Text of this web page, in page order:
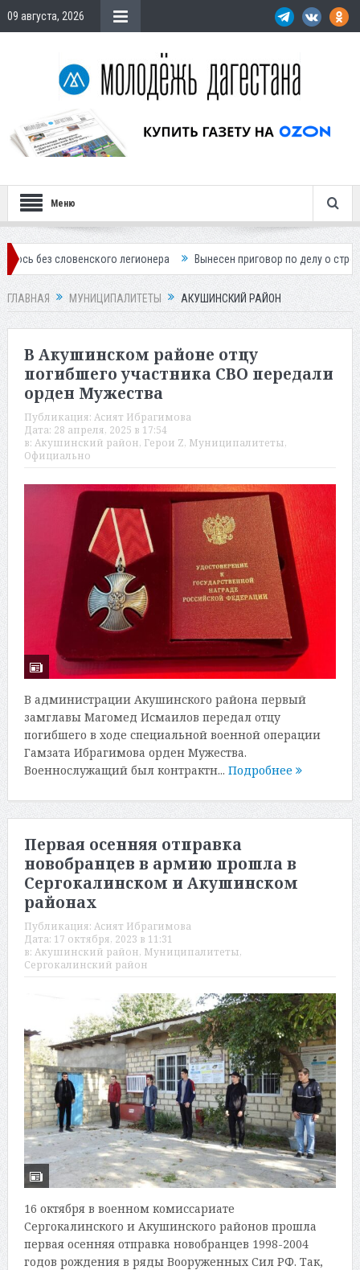
09 августа, 2026
Меню
легионера Вынесен приговор по делу о строительстве
ГЛАВНАЯ МУНИЦИПАЛИТЕТЫ АКУШИНСКИЙ РАЙОН
В Акушинском районе отцу
погибшего участника СВО передали
орден Мужества
Публикация: Асият Ибрагимова
Дата: 28 апреля, 2025 в 17:54
в: Акушинский район, Герои Z, Муниципалитеты,
Официально
В администрации Акушинского района первый
замглавы Магомед Исмаилов передал отцу
погибшего в ходе специальной военной операции
Гамзата Ибрагимова орден Мужества.
Военнослужащий был контрактн... Подробнее
Первая осенняя отправка
новобранцев в армию прошла в
Сергокалинском и Акушинском
районах
Публикация: Асият Ибрагимова
Дата: 17 октября, 2023 в 11:31
в: Акушинский район, Муниципалитеты,
Сергокалинский район
16 октября в военном комиссариате
Сергокалинского и Акушинского районов прошла
первая осенняя отправка новобранцев 1998-2004
годов рождения в ряды Вооруженных Сил РФ. Так,